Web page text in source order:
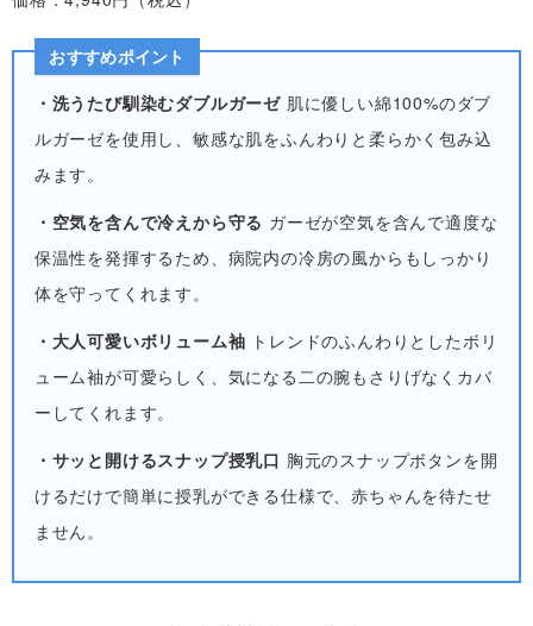
おすすめポイント
・洗うたび馴染むダブルガーゼ 肌に優しい綿100%のダブ
ルガーゼを使用し、敏感な肌をふんわりと柔らかく包み込
みます。
・空気を含んで冷えから守る ガーゼが空気を含んで適度な
保温性を発揮するため、病院内の冷房の風からもしっかり
体を守ってくれます。
・大人可愛いボリューム袖 トレンドのふんわりとしたボリ
ューム袖が可愛らしく、気になる二の腕もさりげなくカバ
ーしてくれます。
・サッと開けるスナップ授乳口 胸元のスナップボタンを開
けるだけで簡単に授乳ができる仕様で、赤ちゃんを待たせ
ません。